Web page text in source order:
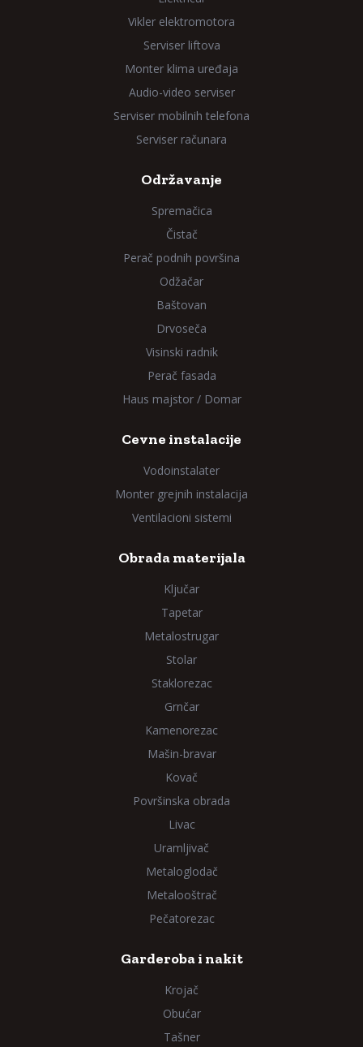
Vikler elektromotora
Serviser liftova
Monter klima uređaja
Audio-video serviser
Serviser mobilnih telefona
Serviser računara
Održavanje
Spremačica
Čistač
Perač podnih površina
Odžačar
Baštovan
Drvoseča
Visinski radnik
Perač fasada
Haus majstor / Domar
Cevne instalacije
Vodoinstalater
Monter grejnih instalacija
Ventilacioni sistemi
Obrada materijala
Ključar
Tapetar
Metalostrugar
Stolar
Staklorezac
Grnčar
Kamenorezac
Mašin-bravar
Kovač
Površinska obrada
Livac
Uramljivač
Metaloglodač
Metalooštrač
Pečatorezac
Garderoba i nakit
Krojač
Obućar
Tašner